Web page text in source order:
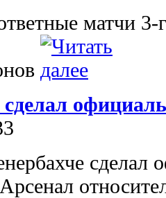
матчи
сделал